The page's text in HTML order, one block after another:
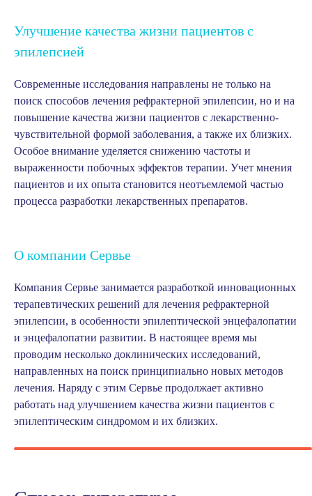
Улучшение качества жизни пациентов с
эпилепсией
Современные исследования направлены не только на
поиск способов лечения рефрактерной эпилепсии, но и на
повышение качества жизни пациентов с лекарственно-
чувствительной формой заболевания, а также их близких.
Особое внимание уделяется снижению частоты и
выраженности побочных эффектов терапии. Учет мнения
пациентов и их опыта становится неотъемлемой частью
процесса разработки лекарственных препаратов.
О компании Сервье
Компания Сервье занимается разработкой инновационных
терапевтических решений для лечения рефрактерной
эпилепсии, в особенности эпилептической энцефалопатии
и энцефалопатии развитии. В настоящее время мы
проводим несколько доклинических исследований,
направленных на поиск принципиально новых методов
лечения. Наряду с этим Сервье продолжает активно
работать над улучшением качества жизни пациентов с
эпилептическим синдромом и их близких.